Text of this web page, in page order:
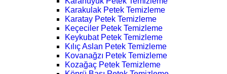
Karakulak Petek Temizleme
Karatay Petek Temizleme
Keçeciler Petek Temizleme
Keykubat Petek Temizleme
Kılıç Aslan Petek Temizleme
Kovanağzı Petek Temizleme
Kozağaç Petek Temizleme